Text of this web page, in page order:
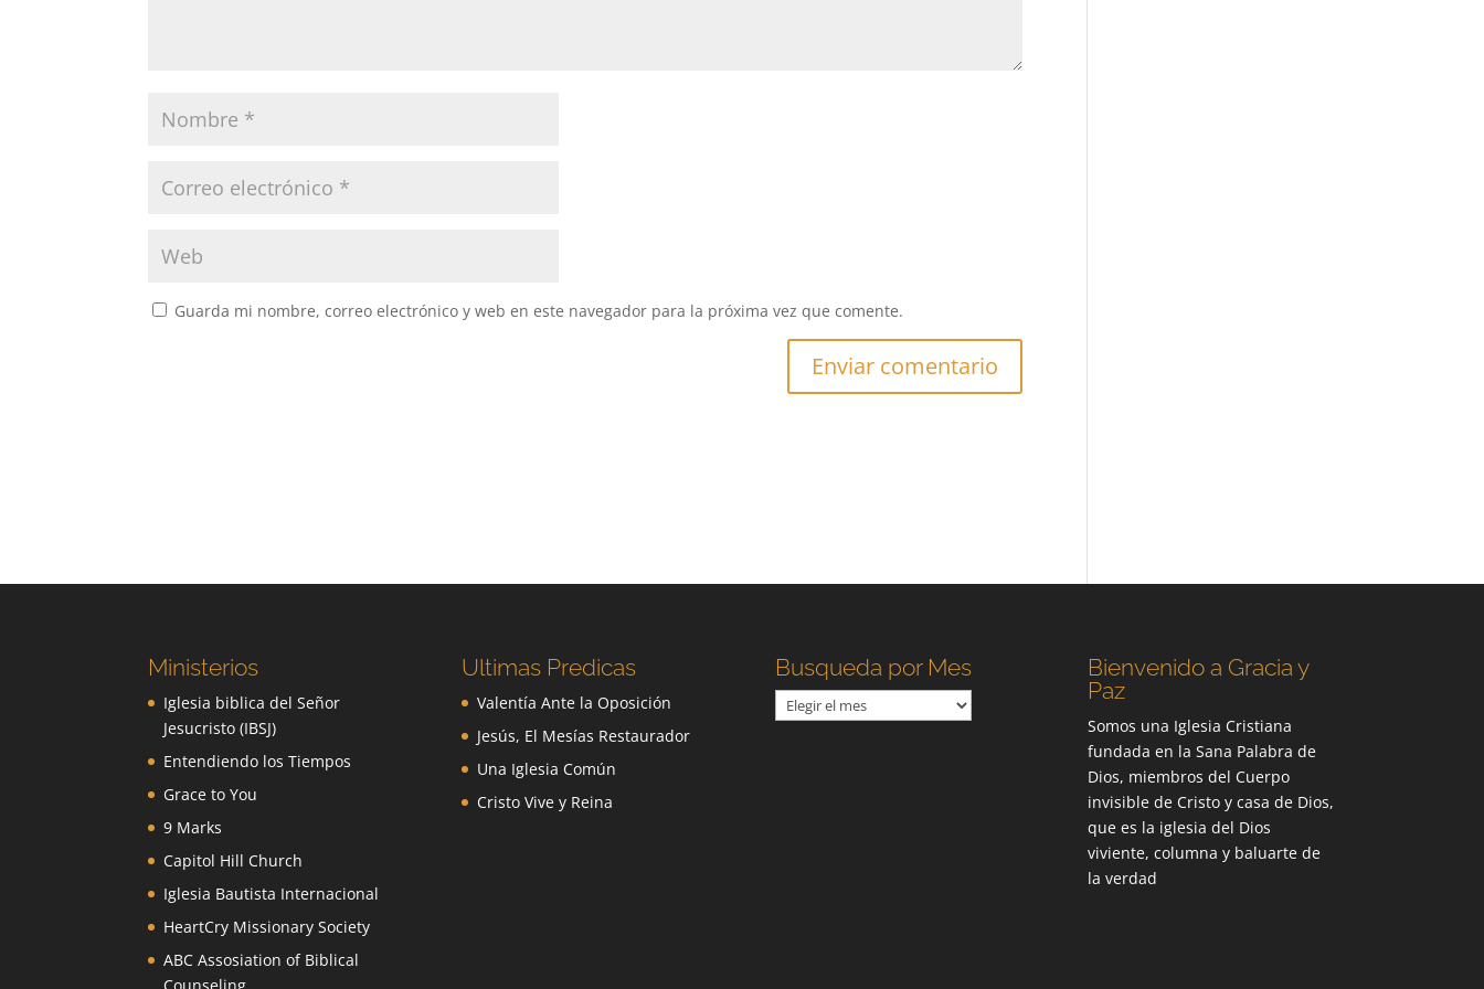
Guarda mi nombre, correo electrónico y web en este navegador para la próxima vez que comente.
Ministerios
Iglesia biblica del Señor
Jesucristo (IBSJ)
Entendiendo los Tiempos
Grace to You
9 Marks
Capitol Hill Church
Iglesia Bautista Internacional
HeartCry Missionary Society
ABC Assosiation of Biblical
Counseling
Ultimas Predicas
Valentía Ante la Oposición
Jesús, El Mesías Restaurador
Una Iglesia Común
Cristo Vive y Reina
Busqueda por Mes
Busqueda
por
Bienvenido a Gracia y
Paz
Somos una Iglesia Cristiana
fundada en la Sana Palabra de
Dios, miembros del Cuerpo
invisible de Cristo y casa de Dios,
que es la iglesia del Dios
viviente, columna y baluarte de
la verdad